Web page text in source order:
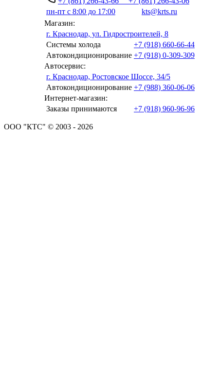
пн-пт с 8:00 до 17:00
kts@krts.ru
Магазин:
г. Краснодар, ул. Гидростроителей, 8
Системы холода
+7 (918) 660-66-44
Автокондиционирование +7 (918) 0-309-309
Автосервис:
г. Краснодар, Ростовское Шоссе, 34/5
Автокондиционирование +7 (988) 360-06-06
Интернет-магазин:
Заказы принимаются
+7 (918) 960-96-96
ООО "КТС" © 2003 - 2026